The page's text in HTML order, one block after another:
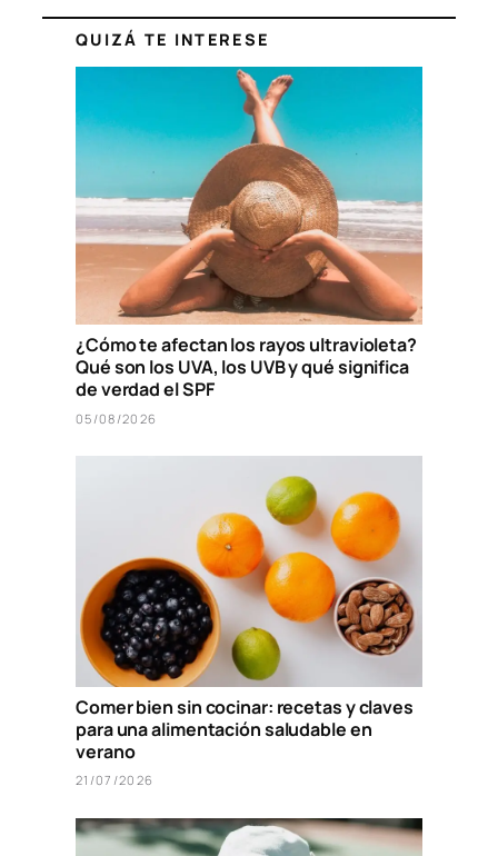
QUIZÁ TE INTERESE
¿Cómo te afectan los rayos ultravioleta?
Qué son los UVA, los UVB y qué significa
de verdad el SPF
05/08/2026
Comer bien sin cocinar: recetas y claves
para una alimentación saludable en
verano
21/07/2026